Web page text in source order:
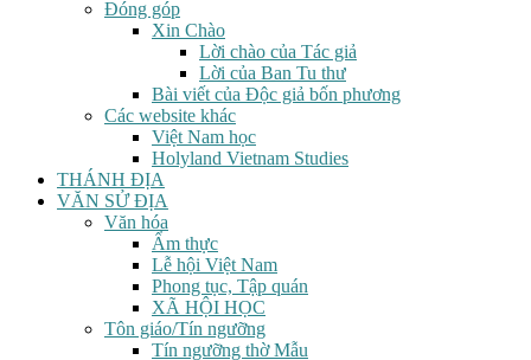
Đóng góp
Xin Chào
Lời chào của Tác giả
Lời của Ban Tu thư
Bài viết của Độc giả bốn phương
Các website khác
Việt Nam học
Holyland Vietnam Studies
THÁNH ĐỊA
VĂN SỬ ĐỊA
Văn hóa
Ẩm thực
Lễ hội Việt Nam
Phong tục, Tập quán
XÃ HỘI HỌC
Tôn giáo/Tín ngưỡng
Tín ngưỡng thờ Mẫu